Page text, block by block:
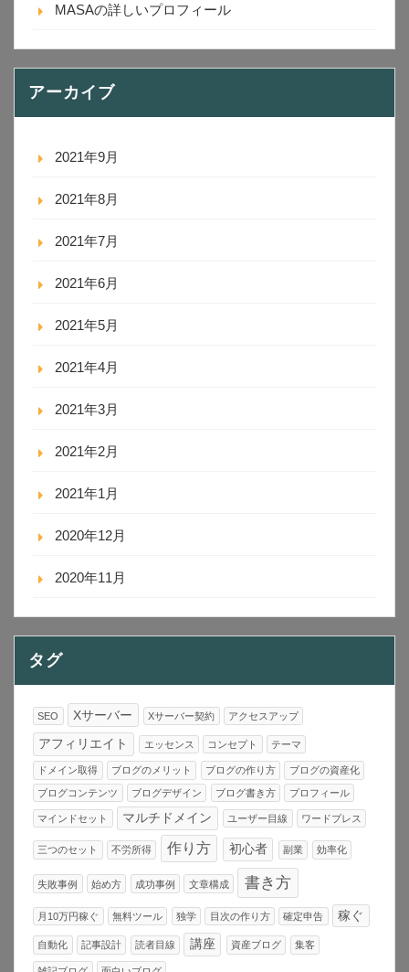
MASAの詳しいプロフィール
アーカイブ
2021年9月
2021年8月
2021年7月
2021年6月
2021年5月
2021年4月
2021年3月
2021年2月
2021年1月
2020年12月
2020年11月
タグ
SEO Xサーバー Xサーバー契約 アクセスアップ
アフィリエイト エッセンス コンセプト テーマ
ドメイン取得 ブログのメリット ブログの作り方 ブログの資産化
ブログコンテンツ ブログデザイン ブログ書き方 プロフィール
マインドセット マルチドメイン ユーザー目線 ワードプレス
三つのセット 不労所得 作り方 初心者 副業 効率化
失敗事例 始め方 成功事例 文章構成 書き方
月10万円稼ぐ 無料ツール 独学 目次の作り方 確定申告 稼ぐ
自動化 記事設計 読者目線 講座 資産ブログ 集客